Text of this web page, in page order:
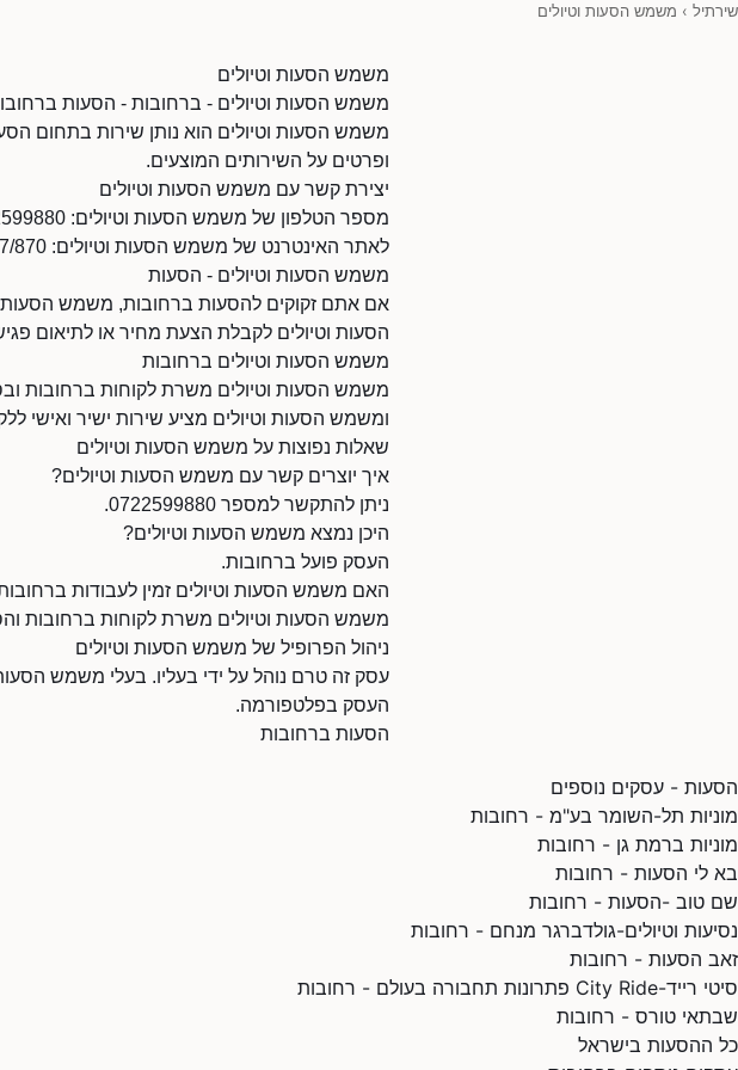
שירתיל › משמש הסעות וטיולים
משמש הסעות וטיולים
משמש הסעות וטיולים - ברחובות - הסעות
משמש הסעות וטיולים הוא נותן שירות בתחום
ופרטים על השירותים המוצעים.
יצירת קשר עם משמש הסעות וטיולים
מספר הטלפון של משמש הסעות וטיולים: 0722599880.
לאתר האינטרנט של משמש הסעות וטיולים: https://www.d.co.il/80363377/870/
משמש הסעות וטיולים - הסעות
אם אתם זקוקים להסעות ברחובות, משמש הסעות
הסעות וטיולים לקבלת הצעת מחיר או לתיאום
משמש הסעות וטיולים ברחובות
משמש הסעות וטיולים משרת לקוחות ברחובות
ומשמש הסעות וטיולים מציע שירות ישיר ואישי
שאלות נפוצות על משמש הסעות וטיולים
איך יוצרים קשר עם משמש הסעות וטיולים?
ניתן להתקשר למספר 0722599880.
היכן נמצא משמש הסעות וטיולים?
העסק פועל ברחובות.
האם משמש הסעות וטיולים זמין לעבודות
משמש הסעות וטיולים משרת לקוחות ברחובות
ניהול הפרופיל של משמש הסעות וטיולים
עסק זה טרם נוהל על ידי בעליו. בעלי משמש
העסק בפלטפורמה.
הסעות ברחובות
הסעות - עסקים נוספים
מוניות תל-השומר בע"מ - רחובות
מוניות ברמת גן - רחובות
בא לי הסעות - רחובות
שם טוב -הסעות - רחובות
נסיעות וטיולים-גולדברגר מנחם - רחובות
זאב הסעות - רחובות
סיטי רייד-City Ride פתרונות תחבורה בעולם - רחובות
שבתאי טורס - רחובות
כל ההסעות בישראל